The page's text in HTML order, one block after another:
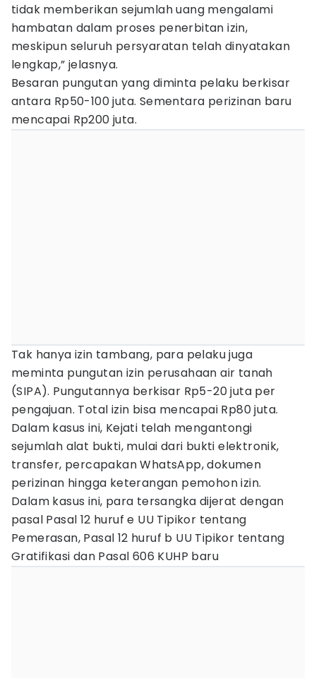
tidak memberikan sejumlah uang mengalami
hambatan dalam proses penerbitan izin,
meskipun seluruh persyaratan telah dinyatakan
lengkap,” jelasnya.
Besaran pungutan yang diminta pelaku berkisar
antara Rp50-100 juta. Sementara perizinan baru
mencapai Rp200 juta.
Tak hanya izin tambang, para pelaku juga
meminta pungutan izin perusahaan air tanah
(SIPA). Pungutannya berkisar Rp5-20 juta per
pengajuan. Total izin bisa mencapai Rp80 juta.
Dalam kasus ini, Kejati telah mengantongi
sejumlah alat bukti, mulai dari bukti elektronik,
transfer, percapakan WhatsApp, dokumen
perizinan hingga keterangan pemohon izin.
Dalam kasus ini, para tersangka dijerat dengan
pasal Pasal 12 huruf e UU Tipikor tentang
Pemerasan, Pasal 12 huruf b UU Tipikor tentang
Gratifikasi dan Pasal 606 KUHP baru